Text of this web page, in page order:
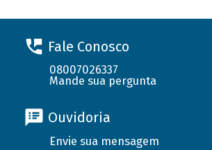
Fale Conosco
08007026337
Mande sua pergunta
Ouvidoria
Envie sua mensagem